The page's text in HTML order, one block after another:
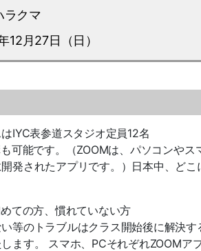
ラクマ
12月27日（日）
IYC表参道スタジオ定員12名
可能です。（ZOOMは、パソコンや
発されたアプリです。）日本中、ど
ての方、慣れていない方
等のトラブルはクラス開始後に解決
ます。 スマホ、PCそれぞれZOOMア